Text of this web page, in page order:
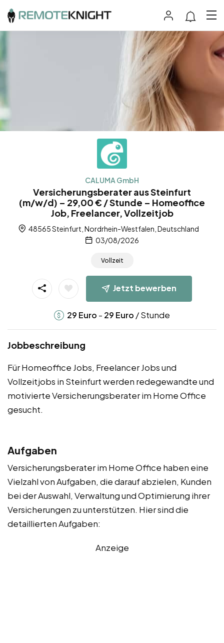
CALUMA GmbH
Versicherungsberater aus Steinfurt
(m/w/d) – 29,00 € / Stunde – Homeoffice
Job, Freelancer, Vollzeitjob
48565 Steinfurt, Nordrhein-Westfalen, Deutschland
03/08/2026
Vollzeit
Jetzt bewerben
29 Euro - 29 Euro / Stunde
Jobbeschreibung
Für Homeoffice Jobs, Freelancer Jobs und
Vollzeitjobs in Steinfurt werden redegewandte und
motivierte Versicherungsberater im Home Office
gesucht.
Aufgaben
Versicherungsberater im Home Office haben eine
Vielzahl von Aufgaben, die darauf abzielen, Kunden
bei der Auswahl, Verwaltung und Optimierung ihrer
Versicherungen zu unterstützen. Hier sind die
detaillierten Aufgaben:
Anzeige